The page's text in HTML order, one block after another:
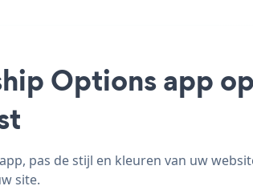
Options app
pas de stijl en kleuren van uw
site.